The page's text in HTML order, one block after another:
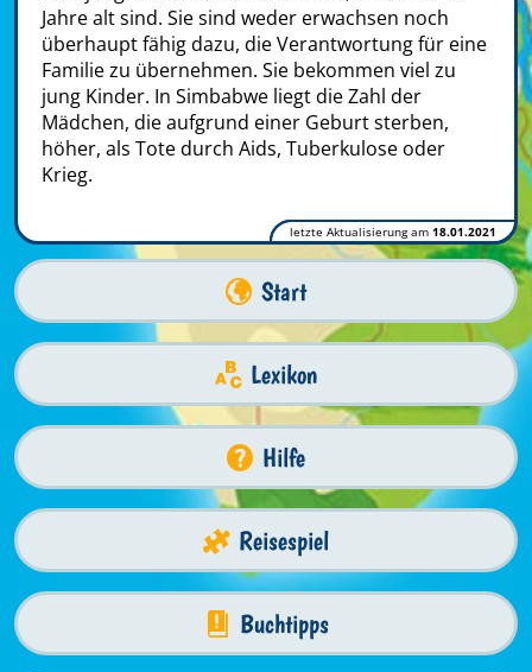
Jahre alt sind. Sie sind weder erwachsen noch
überhaupt fähig dazu, die Verantwortung für eine
Familie zu übernehmen. Sie bekommen viel zu
jung Kinder. In Simbabwe liegt die Zahl der
Mädchen, die aufgrund einer Geburt sterben,
höher, als Tote durch Aids, Tuberkulose oder
Krieg.
letzte Aktualisierung am 18.01.2021
Start
Lexikon
Hilfe
Reisespiel
Buchtipps